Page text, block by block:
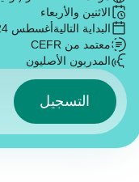
الاثنين والأربعاء
البداية التاليةأغسطس 24, 2026
معتمد من CEFR
المدربون الأصليون
التسجيل